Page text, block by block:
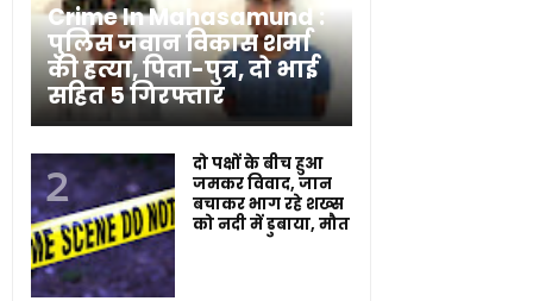
Crime In Mahasamund :
पुलिस जवान विकास शर्मा
की हत्या, पिता-पुत्र, दो भाई
सहित 5 गिरफ्तार
दो पक्षों के बीच हुआ
जमकर विवाद, जान
बचाकर भाग रहे शख्स
को नदी में डुबाया, मौत